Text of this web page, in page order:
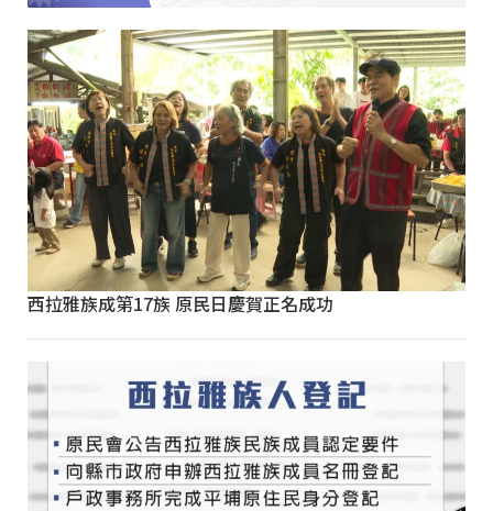
西拉雅族成第17族 原民日慶賀正名成功